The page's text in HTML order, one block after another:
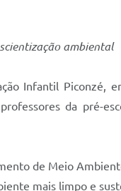
ambiental
Infantil Piconzé,
da pré-
de Meio
mais limpo e